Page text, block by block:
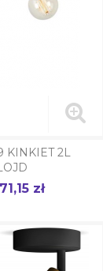
KINKIET 2L
zł